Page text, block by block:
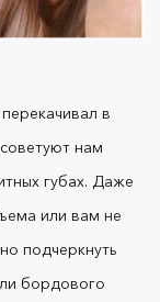
а
веки и
и
ваших
Все оттенки
вид макияжа
100 %.
в
нам
губах. Даже
или вам не
подчеркнуть
бордового